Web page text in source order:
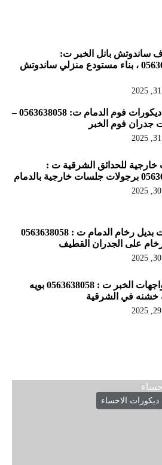
ساندوتش بانل الخبر ت:
0563638058 ، بناء مستودع منزلي ساندوتش
تركيب ديكورات فوم الدمام ت: 0563638058 –
جدران فوم الخبر
للحدائق الشرقية ت :
خارجية بالدمام
ديكورات بديل رخام الدمام ت : 0563638058
على الجدران القطيف
بويات واجهات الخبر ت : 0563638058 بويه
خشنه في الشرقية
ديكورات الاحساء